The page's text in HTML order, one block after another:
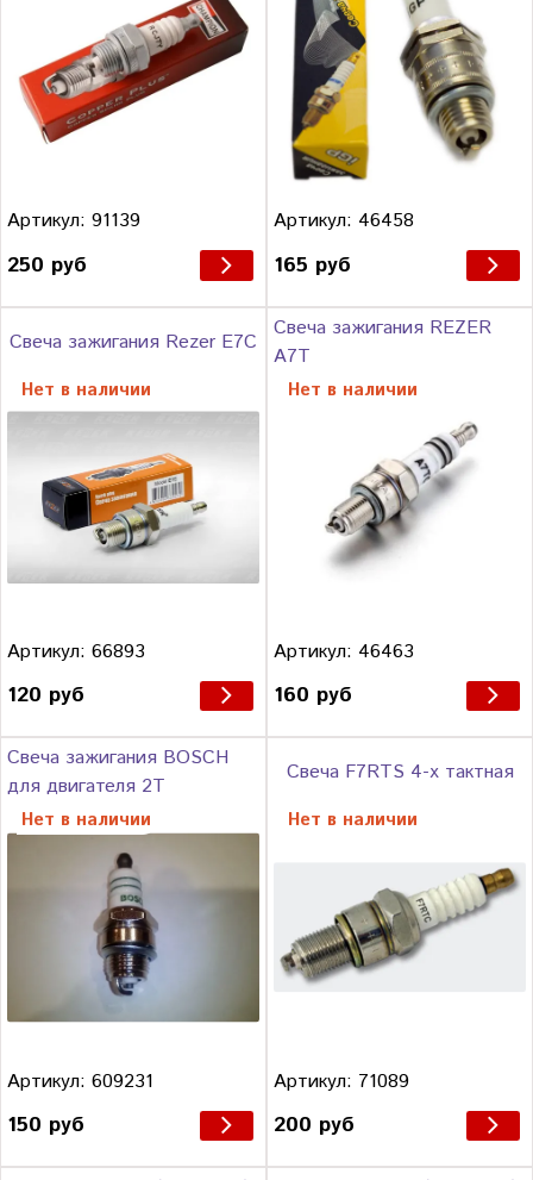
Артикул: 91139
250 руб
Артикул: 46458
165 руб
Свеча зажигания Rezer E7C
Нет в наличии
Артикул: 66893
120 руб
Свеча зажигания REZER
A7T
Нет в наличии
Артикул: 46463
160 руб
Свеча зажигания BOSCH
для двигателя 2Т
Нет в наличии
Артикул: 609231
150 руб
Свеча F7RTS 4-х тактная
Нет в наличии
Артикул: 71089
200 руб